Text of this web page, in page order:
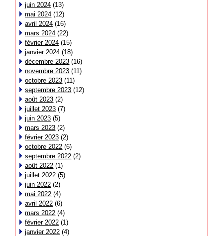
juin 2024 (13)
mai 2024 (12)
avril 2024 (16)
mars 2024 (22)
février 2024 (15)
janvier 2024 (18)
décembre 2023 (16)
novembre 2023 (11)
octobre 2023 (11)
septembre 2023 (12)
août 2023 (2)
juillet 2023 (7)
juin 2023 (5)
mars 2023 (2)
février 2023 (2)
octobre 2022 (6)
septembre 2022 (2)
août 2022 (1)
juillet 2022 (5)
juin 2022 (2)
mai 2022 (4)
avril 2022 (6)
mars 2022 (4)
février 2022 (1)
janvier 2022 (4)